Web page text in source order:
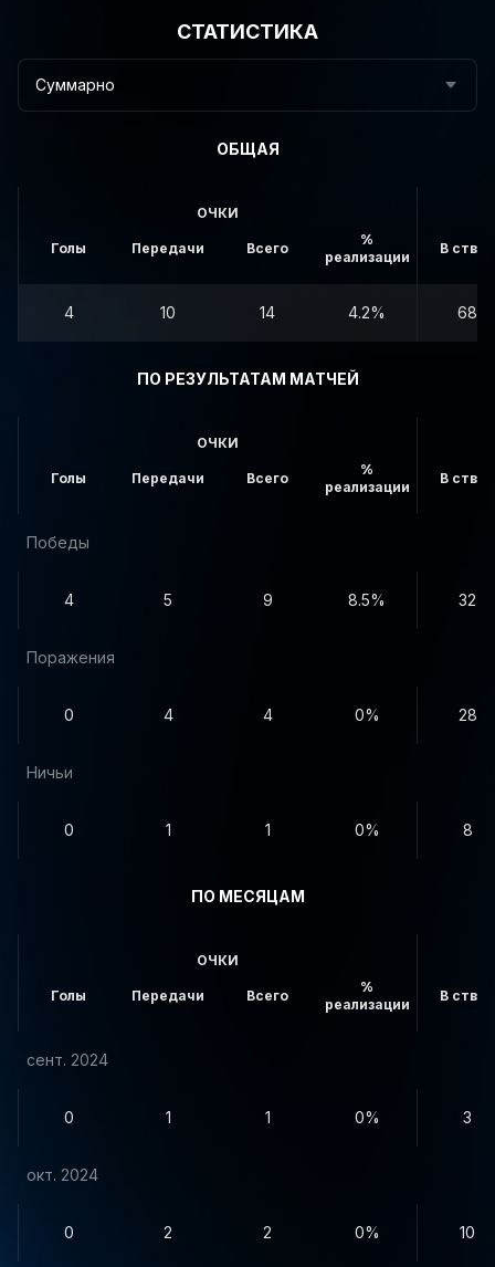
СТАТИСТИКА
Суммарно
ОБЩАЯ
ОЧКИ
Голы Передачи Всего
%
реализации
В створ
4 10 14 4.2% 68
ПО РЕЗУЛЬТАТАМ МАТЧЕЙ
ОЧКИ
Голы Передачи Всего
%
реализации
В створ
Победы
4 5 9 8.5% 32
Поражения
0 4 4 0% 28
Ничьи
0 1 1 0% 8
ПО МЕСЯЦАМ
ОЧКИ
Голы Передачи Всего
%
реализации
В створ
сент. 2024
0 1 1 0% 3
окт. 2024
0 2 2 0% 10